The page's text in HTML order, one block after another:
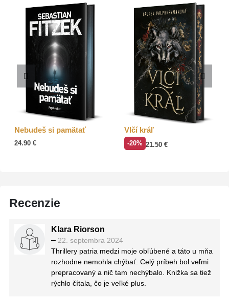
Nebudeš si pamätať
24.90 €
Vlčí kráľ
-20% 21.50€
Recenzie
Klara Riorson
– 22. septembra 2024
Thrillery patria medzi moje obľúbené a táto u mňa
rozhodne nemohla chýbať. Celý príbeh bol veľmi
prepracovaný a nič tam nechýbalo. Knižka sa tiež
rýchlo čítala, čo je veľké plus.